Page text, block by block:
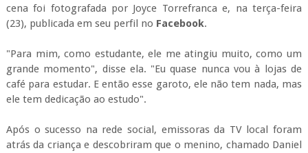
cena foi fotografada por Joyce Torrefranca e, na terça-feira
(23), publicada em seu perfil no Facebook.
"Para mim, como estudante, ele me atingiu muito, como um
grande momento", disse ela. "Eu quase nunca vou à lojas de
café para estudar. E então esse garoto, ele não tem nada, mas
ele tem dedicação ao estudo".
Após o sucesso na rede social, emissoras da TV local foram
atrás da criança e descobriram que o menino, chamado Daniel